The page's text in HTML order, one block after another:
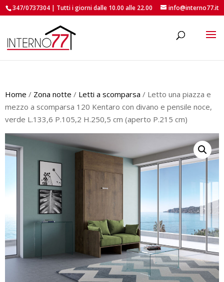
347/0737304 | Tutti i giorni dalle 10.00 alle 22.00 info@interno77.it
Home / Zona notte / Letti a scomparsa / Letto una piazza e
mezzo a scomparsa 120 Kentaro con divano e pensile noce,
verde L.133,6 P.105,2 H.250,5 cm (aperto P.215 cm)